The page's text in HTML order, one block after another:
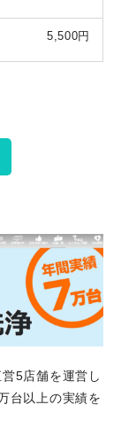
5,500円
5店舗を運営し
台以上の実績を